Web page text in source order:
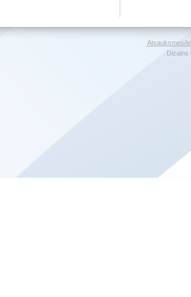
Atsauksmes/
Dizains